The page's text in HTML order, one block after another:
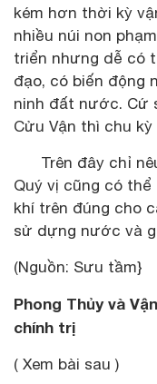
kém hơn thời kỳ
nhiều núi non
triển nhưng dễ có
đạo, có biến động
ninh đất nước. Cứ
Cửu Vận thì chu
Trên đây chỉ
Quý vị cũng có
khí trên đúng cho
sử dựng nước và
(Nguồn: Sưu tầm}
Phong Thủy và
chính trị
( Xem bài sau )